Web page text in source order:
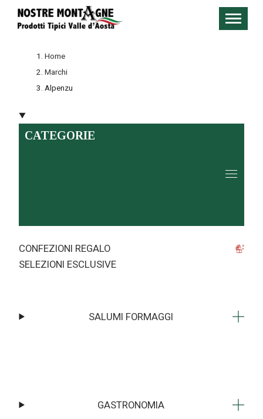
Home
Marchi
Alpenzu
CATEGORIE
CONFEZIONI REGALO
SELEZIONI ESCLUSIVE
SALUMI FORMAGGI
GASTRONOMIA